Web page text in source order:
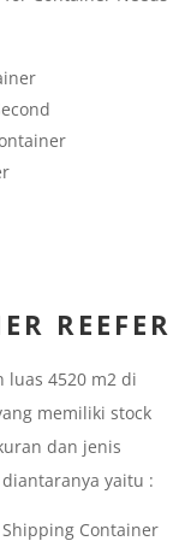
REEFER
luas 4520 m2 di
memiliki stock
dan jenis
yaitu :
Container